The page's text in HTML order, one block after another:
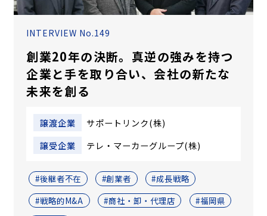
INTERVIEW No.149
創業20年の決断。真逆の強みを持つ
企業と手を取り合い、会社の新たな
未来を創る
譲渡企業
サポートリンク(株)
譲受企業
テレ・マーカーグループ(株)
#後継者不在 #創業者
#成長戦略
#戦略的M&A
#商社・卸・代理店
#福岡県